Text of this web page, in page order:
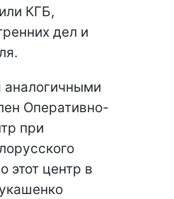
КГБ,
дел и
аналогичными
Оперативно-
при
этот центр в